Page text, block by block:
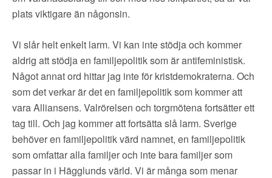
plats viktigare än någonsin.
Vi slår helt enkelt larm. Vi kan inte stödja och kommer
aldrig att stödja en familjepolitik som är antifeministisk.
Något annat ord hittar jag inte för kristdemokraterna. Och
som det verkar är det en familjepolitik som kommer att
vara Alliansens. Valrörelsen och torgmötena fortsätter ett
tag till. Och jag kommer att fortsätta slå larm. Sverige
behöver en familjepolitik värd namnet, en familjepolitik
som omfattar alla familjer och inte bara familjer som
passar in i Hägglunds värld. Vi är många som menar